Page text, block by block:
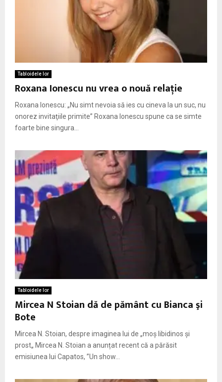
Tabloidele lor
Roxana Ionescu nu vrea o nouă relaţie
Roxana Ionescu: „Nu simt nevoia să ies cu cineva la un suc, nu
onorez invitaţiile primite” Roxana Ionescu spune ca se simte
foarte bine singura...
Tabloidele lor
Mircea N Stoian dă de pământ cu Bianca şi
Bote
Mircea N. Stoian, despre imaginea lui de „moș libidinos și
prost„ Mircea N. Stoian a anunțat recent că a părăsit
emisiunea lui Capatos, ”Un show...